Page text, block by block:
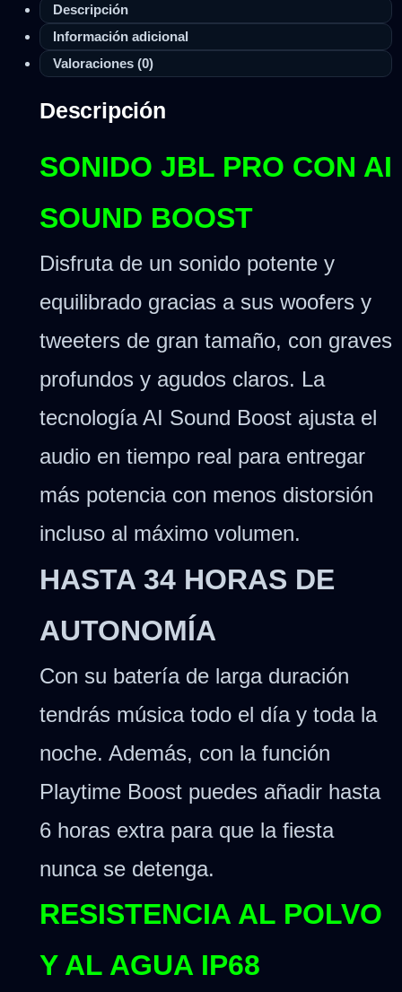
Descripción
Información adicional
Valoraciones (0)
Descripción
SONIDO JBL PRO CON AI
SOUND BOOST
Disfruta de un sonido potente y
equilibrado gracias a sus woofers y
tweeters de gran tamaño, con graves
profundos y agudos claros. La
tecnología AI Sound Boost ajusta el
audio en tiempo real para entregar
más potencia con menos distorsión
incluso al máximo volumen.
HASTA 34 HORAS DE
AUTONOMÍA
Con su batería de larga duración
tendrás música todo el día y toda la
noche. Además, con la función
Playtime Boost puedes añadir hasta
6 horas extra para que la fiesta
nunca se detenga.
RESISTENCIA AL POLVO
Y AL AGUA IP68